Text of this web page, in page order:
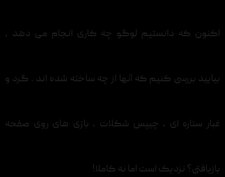
اکنون که دانستیم لوگو چه کاری انجام می دهد ،
بیایید بررسی کنیم که آنها از چه ساخته شده اند . گرد و
غبار ستاره ای ، چیپس شکلات ، بازی های روی صفحه
بازیافتی؟ نزدیک است اما نه کاملا!